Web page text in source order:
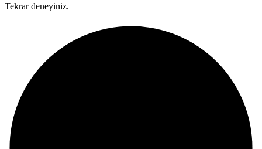
Tekrar deneyiniz.